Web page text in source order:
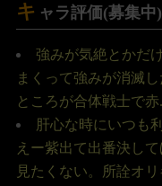
キ ャラ評価(募集中)
強みが気絶とかだ
まくって強みが消滅
ところが合体戦士で赤
肝心な時にいつも
えー紫出て出番決し
見たくない。所詮オリ